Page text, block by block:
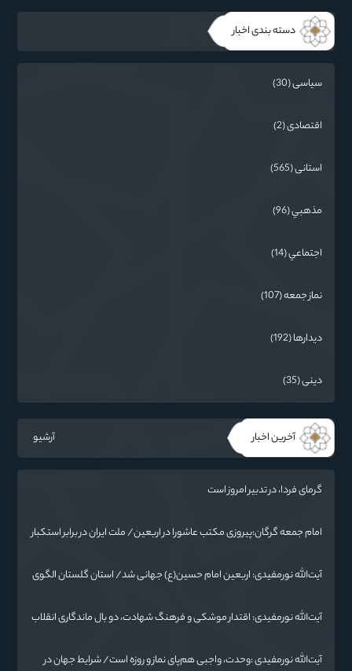
دسته بندی اخبار
سیاسی (30)
اقتصادی (2)
استانی (565)
مذهبي (96)
اجتماعي (14)
نماز جمعه (107)
دیدارها (192)
دینی (35)
آخرین اخبار آرشیو
گرمای فردا، در تدبیر امروز است
امام جمعه گرگان:پیروزی مکتب عاشورا در اربعین/ ملت ایران در برابر استکبار
آیت‌الله نورمفیدی: اربعین امام حسین(ع) جهانی شد/ استان گلستان الگوی
آیت‌الله نورمفیدی: اقتدار موشکی و فرهنگ شهادت، دو بال ماندگاری انقلاب
آیت‌الله نورمفیدی :وحدت، واجبی هم‌پای نماز و روزه است/ شرایط جهان در